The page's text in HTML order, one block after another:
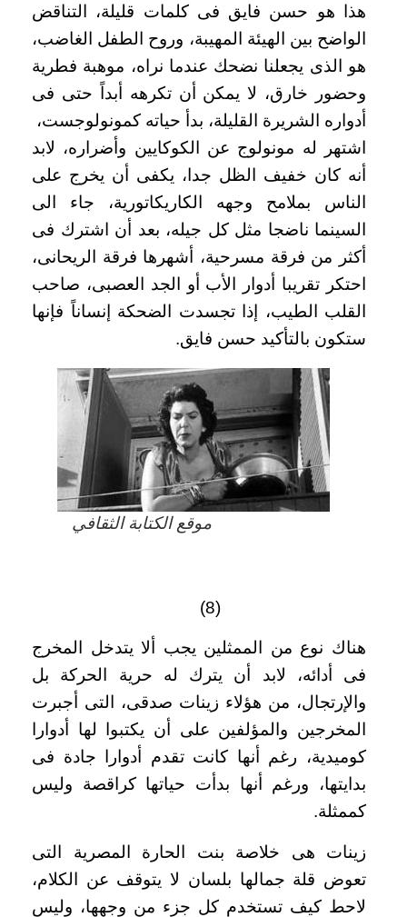
هذا هو حسن فايق فى كلمات قليلة، التناقض
الواضح بين الهيئة المهيبة، وروح الطفل الغاضب،
هو الذى يجعلنا نضحك عندما نراه، موهبة فطرية
وحضور خارق، لا يمكن أن تكرهه أبداً حتى فى
أدواره الشريرة القليلة، بدأ حياته كمونولوجست،
اشتهر له مونولوج عن الكوكايين وأضراره، لابد
أنه كان خفيف الظل جدا، يكفى أن يخرج على
الناس بملامح وجهه الكاريكاتورية، جاء الى
السينما ناضجا مثل كل جيله، بعد أن اشترك فى
أكثر من فرقة مسرحية، أشهرها فرقة الريحانى،
احتكر تقريبا أدوار الأب أو الجد العصبى، صاحب
القلب الطيب، إذا تجسدت الضحكة إنساناً فإنها
ستكون بالتأكيد حسن فايق.
موقع الكتابة الثقافي
(8)
هناك نوع من الممثلين يجب ألا يتدخل المخرج
فى أدائه، لابد أن يترك له حرية الحركة بل
والإرتجال، من هؤلاء زينات صدقى، التى أجبرت
المخرجين والمؤلفين على أن يكتبوا لها أدوارا
كوميدية، رغم أنها كانت تقدم أدوارا جادة فى
بدايتها، ورغم أنها بدأت حياتها كراقصة وليس
كممثلة.
زينات هى خلاصة بنت الحارة المصرية التى
تعوض قلة جمالها بلسان لا يتوقف عن الكلام،
لاحط كيف تستخدم كل جزء من وجهها، وليس